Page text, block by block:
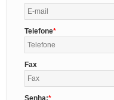
Telefone
Fax
Senha: